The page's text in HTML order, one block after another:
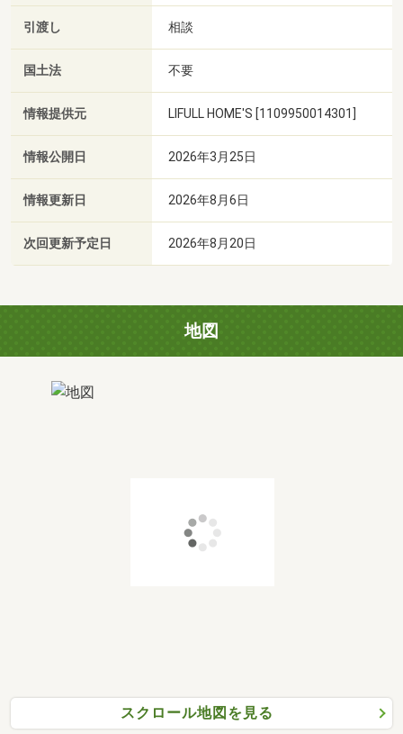
引渡し 相談
国土法 不要
情報提供元 LIFULL HOME'S [1109950014301]
情報公開日 2026年3月25日
情報更新日 2026年8月6日
次回更新予定日 2026年8月20日
地図
スクロール地図を見る